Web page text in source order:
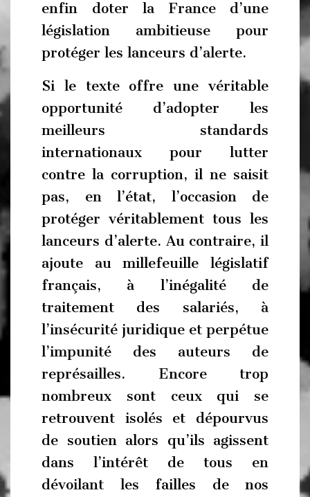
enfin doter la France d’une
législation ambitieuse pour
protéger les lanceurs d’alerte.
Si le texte offre une véritable
opportunité d’adopter les
meilleurs standards
internationaux pour lutter
contre la corruption, il ne saisit
pas, en l’état, l’occasion de
protéger véritablement tous les
lanceurs d’alerte. Au contraire, il
ajoute au millefeuille législatif
français, à l’inégalité de
traitement des salariés, à
l’insécurité juridique et perpétue
l’impunité des auteurs de
représailles. Encore trop
nombreux sont ceux qui se
retrouvent isolés et dépourvus
de soutien alors qu’ils agissent
dans l’intérêt de tous en
dévoilant les failles de nos